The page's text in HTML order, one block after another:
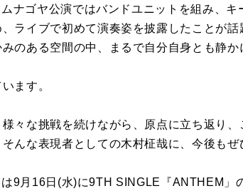
ナゴヤ公演ではバンドユニットを組み、キ
ライブで初めて演奏姿を披露したことが
のある空間の中、まるで自分自身とも静か
ます。
々な挑戦を続けながら、原点に立ち返り
んな表現者としての木村柾哉に、今後もぜ
9月16日(水)に9TH SINGLE『ANTHEM」